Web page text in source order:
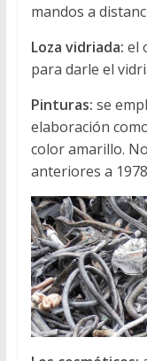
mandos a
Loza vidriada: el
para darle el
Pinturas: se
elaboración
color amarillo.
anteriores a